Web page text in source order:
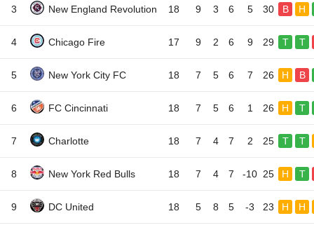
3 New England Revolution 18 9 3 6 5 30 B H
4 Chicago Fire 17 9 2 6 9 29 T T
5 New York City FC 18 7 5 6 7 26 H B
6 FC Cincinnati 18 7 5 6 1 26 H T
7 Charlotte 18 7 4 7 2 25 T T
8 New York Red Bulls 18 7 4 7 -10 25 H T
9 DC United 18 5 8 5 -3 23 H H